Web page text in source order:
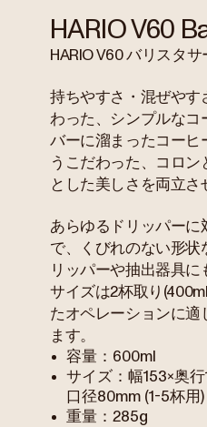
HARIO V60
HARIO V60 バリスタサ
持ちやすさ・混ぜやす
わった、シンプルなコ
バーに溜まったコーヒ
うこだわった、コロ
とした美しさを両立さ
あらゆるドリッパーに
で、くびれのない形状
リッパーや抽出器具
サイズは2杯取り
たオペレーションに
ます。
容量：600ml
サイズ：幅153×奥行
口径80mm (1-5杯用)
重量：285g